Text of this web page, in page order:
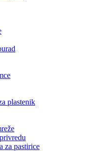
plastenik
za pastirice